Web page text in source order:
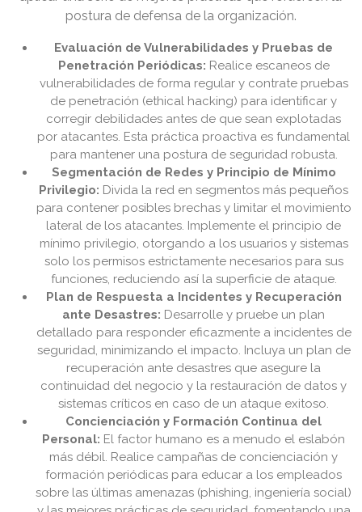
postura de defensa de la organización.
Evaluación de Vulnerabilidades y Pruebas de
Penetración Periódicas: Realice escaneos de
vulnerabilidades de forma regular y contrate pruebas
de penetración (ethical hacking) para identificar y
corregir debilidades antes de que sean explotadas
por atacantes. Esta práctica proactiva es fundamental
para mantener una postura de seguridad robusta.
Segmentación de Redes y Principio de Mínimo
Privilegio: Divida la red en segmentos más pequeños
para contener posibles brechas y limitar el movimiento
lateral de los atacantes. Implemente el principio de
mínimo privilegio, otorgando a los usuarios y sistemas
solo los permisos estrictamente necesarios para sus
funciones, reduciendo así la superficie de ataque.
Plan de Respuesta a Incidentes y Recuperación
ante Desastres: Desarrolle y pruebe un plan
detallado para responder eficazmente a incidentes de
seguridad, minimizando el impacto. Incluya un plan de
recuperación ante desastres que asegure la
continuidad del negocio y la restauración de datos y
sistemas críticos en caso de un ataque exitoso.
Concienciación y Formación Continua del
Personal: El factor humano es a menudo el eslabón
más débil. Realice campañas de concienciación y
formación periódicas para educar a los empleados
sobre las últimas amenazas (phishing, ingeniería social)